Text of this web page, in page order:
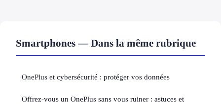
Smartphones — Dans la même rubrique
OnePlus et cybersécurité : protéger vos données
Offrez-vous un OnePlus sans vous ruiner : astuces et